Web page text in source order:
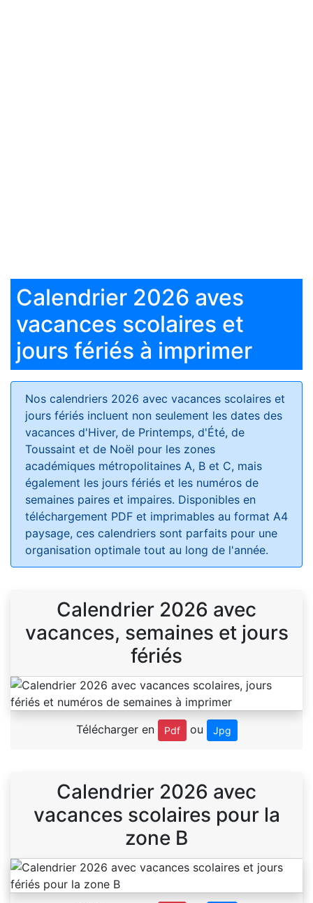
Calendrier 2026 aves
vacances scolaires et
jours fériés à imprimer
Nos calendriers 2026 avec vacances scolaires et
jours fériés incluent non seulement les dates des
vacances d'Hiver, de Printemps, d'Été, de
Toussaint et de Noël pour les zones
académiques métropolitaines A, B et C, mais
également les jours fériés et les numéros de
semaines paires et impaires. Disponibles en
téléchargement PDF et imprimables au format A4
paysage, ces calendriers sont parfaits pour une
organisation optimale tout au long de l'année.
Calendrier 2026 avec
vacances, semaines et jours
fériés
Télécharger en Pdf ou Jpg
Calendrier 2026 avec
vacances scolaires pour la
zone B